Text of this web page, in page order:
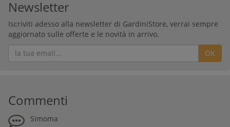
Newsletter
Iscriviti adesso alla newsletter di GardiniStore, verrai sempre
aggiornato sulle offerte e le novità in arrivo.
OK
Commenti
Simoma